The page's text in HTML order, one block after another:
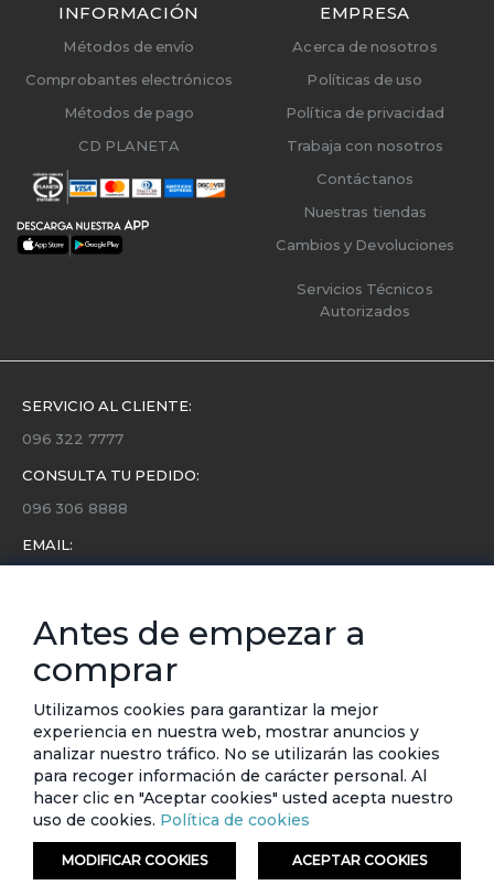
INFORMACIÓN
Métodos de envío
Comprobantes electrónicos
Métodos de pago
CD PLANETA
EMPRESA
Acerca de nosotros
Políticas de uso
Política de privacidad
Trabaja con nosotros
Contáctanos
Nuestras tiendas
Cambios y Devoluciones
Servicios Técnicos
Autorizados
SERVICIO AL CLIENTE:
096 322 7777
CONSULTA TU PEDIDO:
096 306 8888
EMAIL:
Conoce toda la información sobre últimas colecciones,
eventos y ofertas.
Subscríbete a nuestro newsletter
SUSCRIBIRSE
© ETAFASHION 2023. Todos los derechos reservados.
Antes de empezar a
comprar
Utilizamos cookies para garantizar la mejor
experiencia en nuestra web, mostrar anuncios y
analizar nuestro tráfico. No se utilizarán las cookies
para recoger información de carácter personal. Al
hacer clic en "Aceptar cookies" usted acepta nuestro
uso de cookies. Política de cookies
MODIFICAR COOKIES ACEPTAR COOKIES